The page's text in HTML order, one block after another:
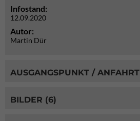
Infostand:
12.09.2020
Autor:
Martin Dür
AUSGANGSPUNKT / ANFAHRT
BILDER (6)